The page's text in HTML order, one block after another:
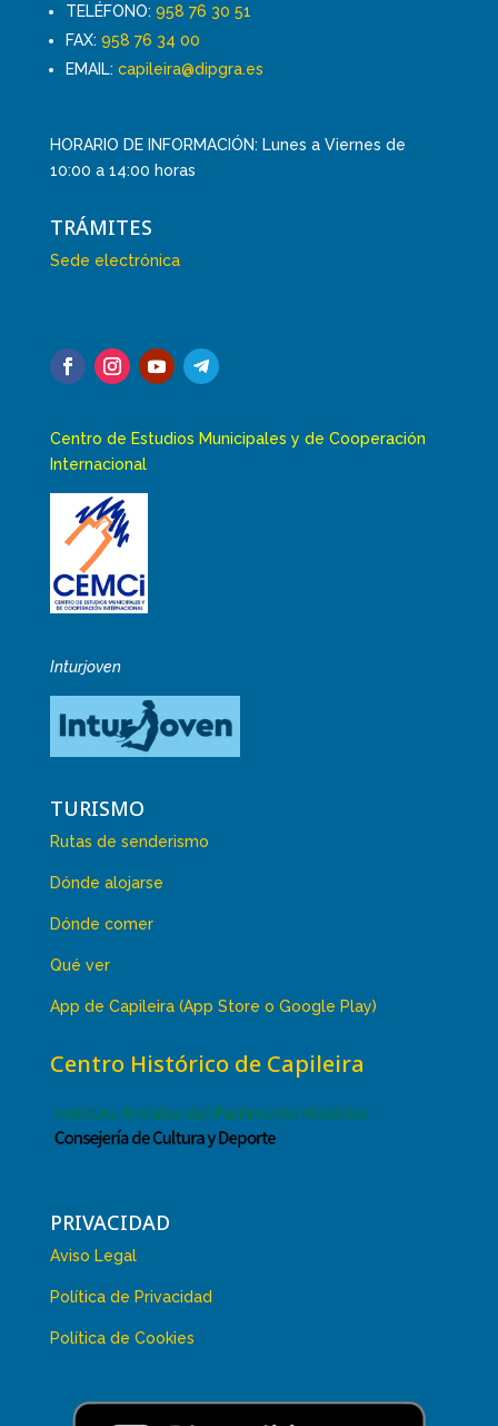
TELÉFONO: 958 76 30 51
FAX: 958 76 34 00
EMAIL: capileira@dipgra.es
HORARIO DE INFORMACIÓN: Lunes a Viernes de
10:00 a 14:00 horas
TRÁMITES
Sede electrónica
Centro de Estudios Municipales y de Cooperación
Internacional
Inturjoven
TURISMO
Rutas de senderismo
Dónde alojarse
Dónde comer
Qué ver
App de Capileira (App Store o Google Play)
Centro Histórico de Capileira
PRIVACIDAD
Aviso Legal
Política de Privacidad
Política de Cookies